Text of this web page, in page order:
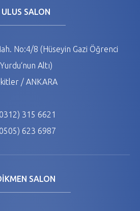
ULUS SALON
No:4/8 (Hüseyin Gazi Öğrenci
Yurdu‘nun Altı)
/ ANKARA
315 6621
623 6987
SALON